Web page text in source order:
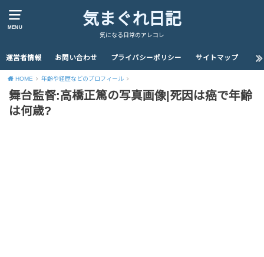
MENU 気まぐれ日記
気になる日常のアレコレ
運営者情報 お問い合わせ プライバシーポリシー サイトマップ
HOME 年齢や経歴などのプロフィール
舞台監督:高橋正篤の写真画像|死因は癌で年齢
は何歳?